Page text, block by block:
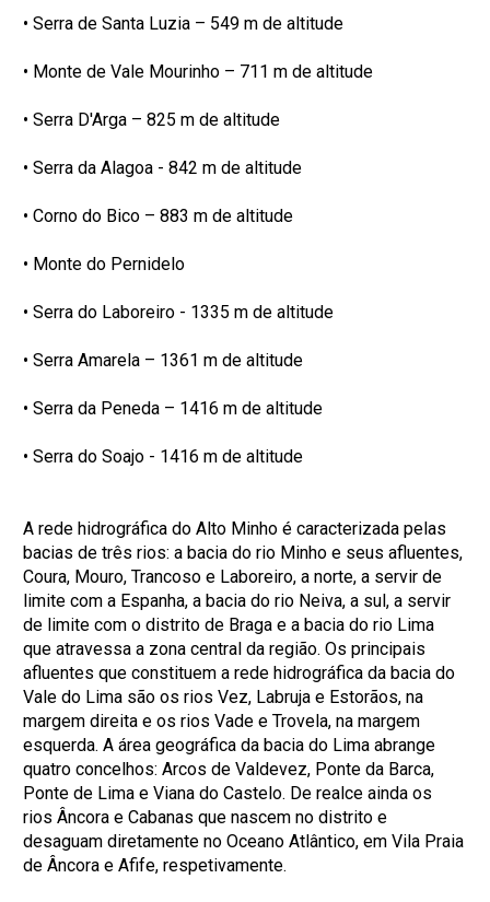
• Serra de Santa Luzia – 549 m de altitude
• Monte de Vale Mourinho – 711 m de altitude
• Serra D'Arga – 825 m de altitude
• Serra da Alagoa - 842 m de altitude
• Corno do Bico – 883 m de altitude
• Monte do Pernidelo
• Serra do Laboreiro - 1335 m de altitude
• Serra Amarela – 1361 m de altitude
• Serra da Peneda – 1416 m de altitude
• Serra do Soajo - 1416 m de altitude
A rede hidrográfica do Alto Minho é caracterizada pelas
bacias de três rios: a bacia do rio Minho e seus afluentes,
Coura, Mouro, Trancoso e Laboreiro, a norte, a servir de
limite com a Espanha, a bacia do rio Neiva, a sul, a servir
de limite com o distrito de Braga e a bacia do rio Lima
que atravessa a zona central da região. Os principais
afluentes que constituem a rede hidrográfica da bacia do
Vale do Lima são os rios Vez, Labruja e Estorãos, na
margem direita e os rios Vade e Trovela, na margem
esquerda. A área geográfica da bacia do Lima abrange
quatro concelhos: Arcos de Valdevez, Ponte da Barca,
Ponte de Lima e Viana do Castelo. De realce ainda os
rios Âncora e Cabanas que nascem no distrito e
desaguam diretamente no Oceano Atlântico, em Vila Praia
de Âncora e Afife, respetivamente.